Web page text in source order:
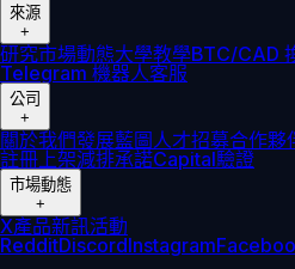
來源
+
研究市場動態大學教學BTC/CAD
Telegram 機器人客服
公司
+
關於我們發展藍圖人才招募合作夥
註冊 上架減排承諾Capital驗證
市場動態
+
X產品新訊活動
RedditDiscordInstagram